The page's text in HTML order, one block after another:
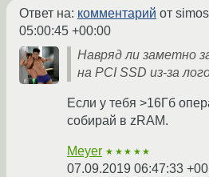
Ответ на: комментарий от
05:00:45 +00:00
Навряд ли заметно
на PCI SSD из-за
Если у тебя >16Гб
собирай в zRAM.
Meyer ★★★★★
07.09.2019 06:47:33